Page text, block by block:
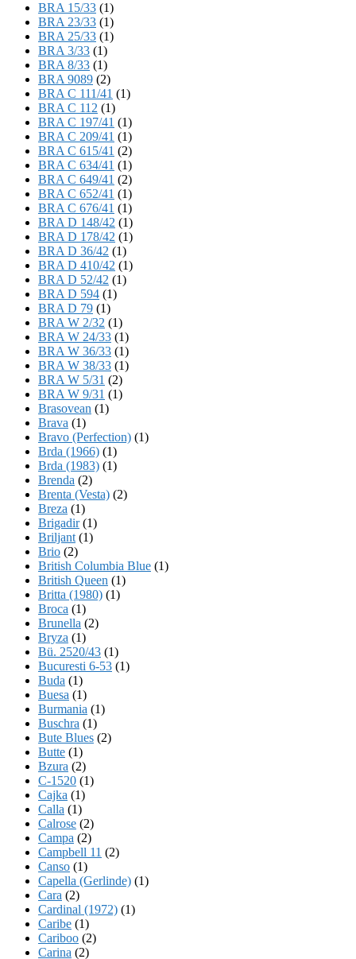
BRA 15/33 (1)
BRA 23/33 (1)
BRA 25/33 (1)
BRA 3/33 (1)
BRA 8/33 (1)
BRA 9089 (2)
BRA C 111/41 (1)
BRA C 112 (1)
BRA C 197/41 (1)
BRA C 209/41 (1)
BRA C 615/41 (2)
BRA C 634/41 (1)
BRA C 649/41 (2)
BRA C 652/41 (1)
BRA C 676/41 (1)
BRA D 148/42 (1)
BRA D 178/42 (1)
BRA D 36/42 (1)
BRA D 410/42 (1)
BRA D 52/42 (1)
BRA D 594 (1)
BRA D 79 (1)
BRA W 2/32 (1)
BRA W 24/33 (1)
BRA W 36/33 (1)
BRA W 38/33 (1)
BRA W 5/31 (2)
BRA W 9/31 (1)
Brasovean (1)
Brava (1)
Bravo (Perfection) (1)
Brda (1966) (1)
Brda (1983) (1)
Brenda (2)
Brenta (Vesta) (2)
Breza (1)
Brigadir(1)
Briljant (1)
Brio (2)
British Columbia Blue (1)
British Queen (1)
Britta (1980) (1)
Broca (1)
Brunella (2)
Bryza (1)
Bü. 2520/43 (1)
Bucuresti 6-53 (1)
Buda (1)
Buesa (1)
Burmania (1)
Buschra (1)
Bute Blues (2)
Butte (1)
Bzura (2)
C-1520 (1)
Cajka (1)
Calla (1)
Calrose (2)
Campa (2)
Campbell 11 (2)
Canso (1)
Capella (Gerlinde) (1)
Cara (2)
Cardinal (1972) (1)
Caribe (1)
Cariboo (2)
Carina (2)